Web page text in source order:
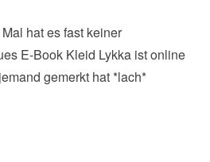
hat es fast keiner
E-Book Kleid Lykka ist online
gemerkt hat *lach*